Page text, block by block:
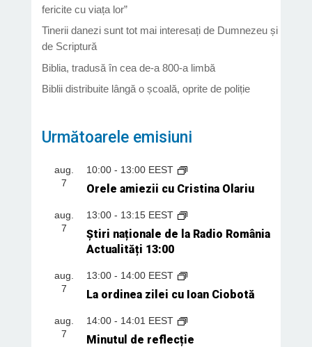
fericite cu viața lor”
Tinerii danezi sunt tot mai interesați de Dumnezeu și
de Scriptură
Biblia, tradusă în cea de-a 800-a limbă
Biblii distribuite lângă o școală, oprite de poliție
Următoarele emisiuni
aug.
7
10:00- 13:00 EEST
Orele amiezii cu Cristina Olariu
aug.
7
13:00- 13:15 EEST
Știri naționale de la Radio România
Actualități 13:00
aug.
7
13:00- 14:00 EEST
La ordinea zilei cu Ioan Ciobotă
aug.
7
14:00- 14:01 EEST
Minutul de reflecție